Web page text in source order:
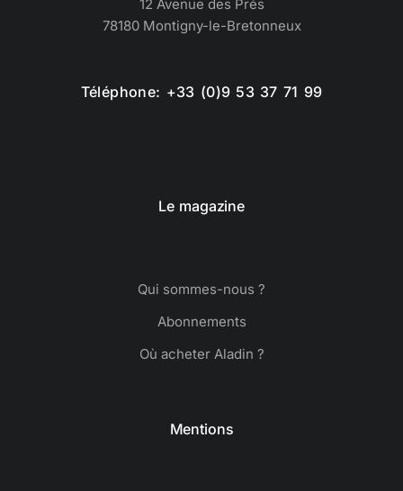
12 Avenue des Prés
78180 Montigny-le-Bretonneux
Téléphone: +33 (0)9 53 37 71 99
Le magazine
Qui sommes-nous ?
Abonnements
Où acheter Aladin ?
Mentions